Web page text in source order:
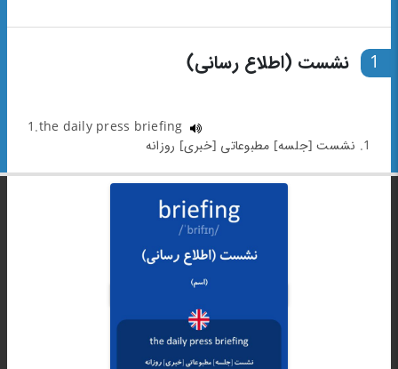
1 نشست (اطلاع رسانی)
1.the daily press briefing
1. نشست [جلسه] مطبوعاتی [خبری] روزانه